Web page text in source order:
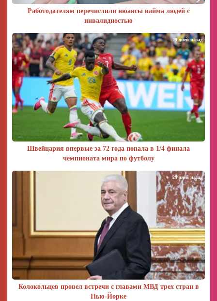
Работодателям перечислили нюансы найма людей с
инвалидностью
Швейцария впервые за 72 года попала в 1/4 финала
чемпионата мира по футболу
29 дней назад
Колокольцев провел встречи с главами МВД трех стран в
Нью-Йорке
29 дней назад